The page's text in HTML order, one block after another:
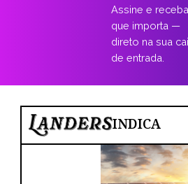
Assine e
que importa —
direto na sua
de entrada.
INDICA